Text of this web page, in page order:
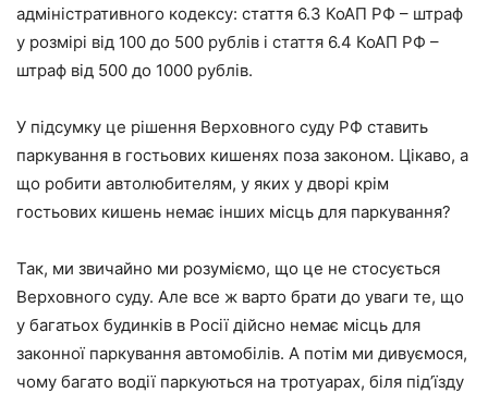
адміністративного кодексу: стаття 6.3 КоАП РФ – штраф
у розмірі від 100 до 500 рублів і стаття 6.4 КоАП РФ –
штраф від 500 до 1000 рублів.
У підсумку це рішення Верховного суду РФ ставить
паркування в гостьових кишенях поза законом. Цікаво, а
що робити автолюбителям, у яких у дворі крім
гостьових кишень немає інших місць для паркування?
Так, ми звичайно ми розуміємо, що це не стосується
Верховного суду. Але все ж варто брати до уваги те, що
у багатьох будинків в Росії дійсно немає місць для
законної паркування автомобілів. А потім ми дивуємося,
чому багато водії паркуються на тротуарах, біля під’їзду